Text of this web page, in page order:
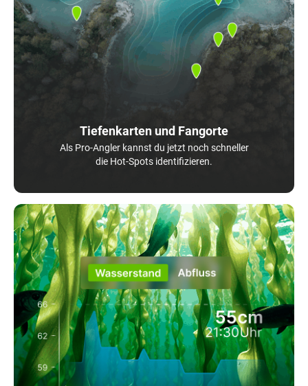
Tiefenkarten und Fangorte
Als Pro-Angler kannst du jetzt noch schneller
die Hot-Spots identifizieren.